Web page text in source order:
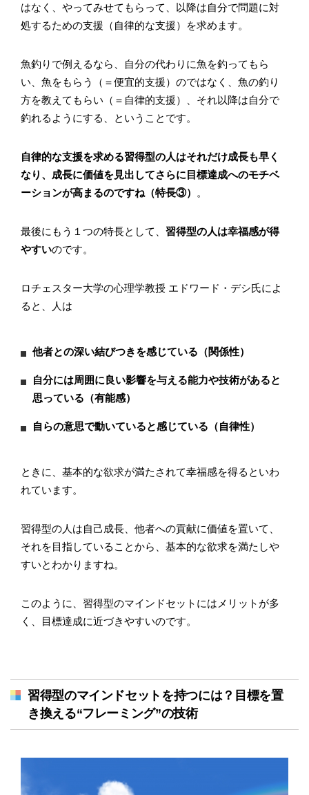
はなく、やってみせてもらって、以降は自分で問題に対
処するための支援（自律的な支援）を求めます。
魚釣りで例えるなら、自分の代わりに魚を釣ってもら
い、魚をもらう（＝便宜的支援）のではなく、魚の釣り
方を教えてもらい（＝自律的支援）、それ以降は自分で
釣れるようにする、ということです。
自律的な支援を求める習得型の人はそれだけ成長も早く
なり、成長に価値を見出してさらに目標達成へのモチベ
ーションが高まるのですね（特長③）
。
最後にもう１つの特長として、 習得型の人は幸福感が得
やすいのです。
ロチェスター大学の心理学教授 エドワード・デシ氏によ
ると、人は
他者との深い結びつきを感じている（関係性）
自分には周囲に良い影響を与える能力や技術があると
思っている（有能感）
自らの意思で動いていると感じている（自律性）
ときに、基本的な欲求が満たされて幸福感を得るといわ
れています。
習得型の人は自己成長、他者への貢献に価値を置いて、
それを目指していることから、基本的な欲求を満たしや
すいとわかりますね。
このように、習得型のマインドセットにはメリットが多
く、目標達成に近づきやすいのです。
習得型のマインドセットを持つには？目標を置
き換える“フレーミング”の技術